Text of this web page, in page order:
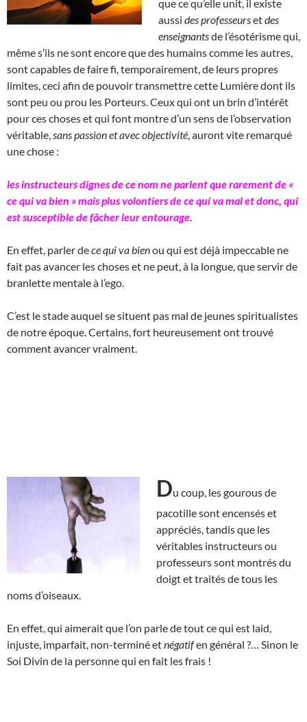
que ce qu’elle unit, il existe
aussi des professeursetdes
enseignantsde l’ésotérisme qui,
même s’ils ne sont encore que des humains comme les autres,
sont capables de faire fi, temporairement, de leurs propres
limites, ceci afin de pouvoir transmettre cette Lumière dont ils
sont peu ou prou les Porteurs. Ceux qui ont un brin d’intérêt
pour ces choses et qui font montre d’un sens de l’observation
véritable, sans passion et avec objectivité , auront vite remarqué
une chose :
les instructeurs dignes de ce nom ne parlent que rarement de «
ce qui va bien » mais plus volontiers de ce qui va mal et donc, qui
est susceptible de fâcher leur entourage.
En effet, parler dece qui va bienou qui est déjà impeccable ne
fait pas avancer les choses et ne peut, à la longue, que servir de
branlette mentale à l’ego.
C’est le stade auquel se situent pas mal de jeunes spiritualistes
de notre époque. Certains, fort heureusement ont trouvé
comment avancer vraiment.
Du coup, les gourous de
pacotille sont encensés et
appréciés, tandis que les
véritables instructeurs ou
professeurs sont montrés du
doigt et traités de tous les
noms d’oiseaux.
En effet, qui aimerait que l’on parle de tout ce qui est laid,
injuste, imparfait, non-terminé etnégatifen général ?… Sinon le
Soi Divin de la personne qui en fait les frais !